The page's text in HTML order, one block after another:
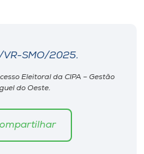
VR-SMO/2025.
Eleitoral da CIPA – Gestão
do Oeste.